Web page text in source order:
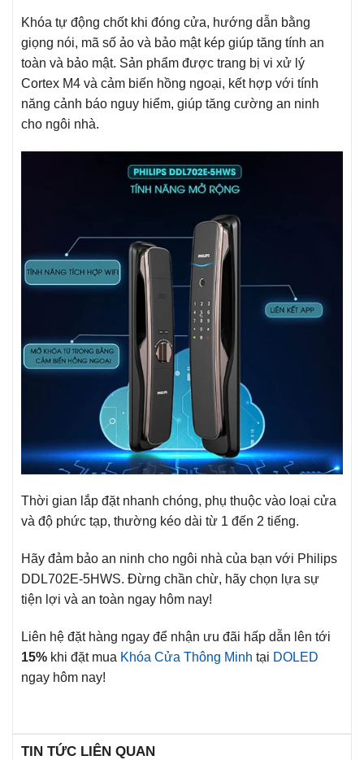
Khóa tự động chốt khi đóng cửa, hướng dẫn bằng
giọng nói, mã số ảo và bảo mật kép giúp tăng tính an
toàn và bảo mật. Sản phẩm được trang bị vi xử lý
Cortex M4 và cảm biến hồng ngoại, kết hợp với tính
năng cảnh báo nguy hiểm, giúp tăng cường an ninh
cho ngôi nhà.
Thời gian lắp đặt nhanh chóng, phụ thuộc vào loại cửa
và độ phức tạp, thường kéo dài từ 1 đến 2 tiếng.
Hãy đảm bảo an ninh cho ngôi nhà của bạn với Philips
DDL702E-5HWS. Đừng chần chừ, hãy chọn lựa sự
tiện lợi và an toàn ngay hôm nay!
Liên hệ đặt hàng ngay để nhận ưu đãi hấp dẫn lên tới
15% khi đặt mua Khóa Cửa Thông Minh tại DOLED
ngay hôm nay!
TIN TỨC LIÊN QUAN